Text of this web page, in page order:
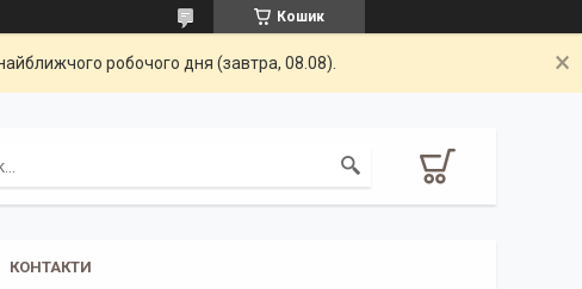
Кошик
робочого дня (завтра, 08.08).
КОНТАКТИ